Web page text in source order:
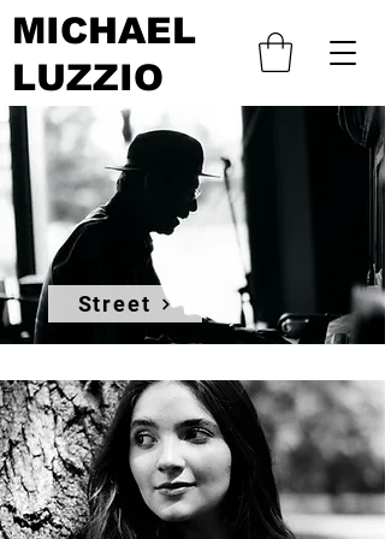
MICHAEL
LUZZIO
Street